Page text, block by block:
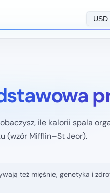
ile kalorii spala
(wzór Mifflin–St Jeor).
też mięśnie, genetyka i